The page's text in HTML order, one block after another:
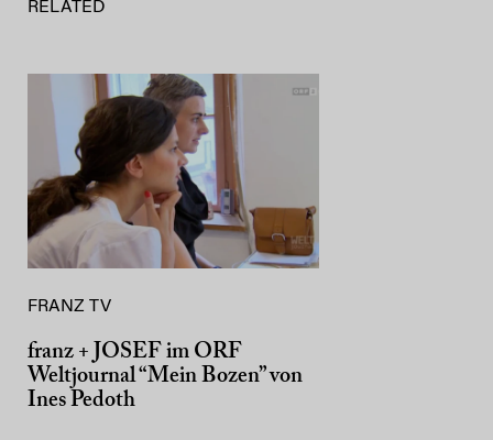
RELATED
FRANZ TV
franz + JOSEF im ORF
Weltjournal “Mein Bozen” von
Ines Pedoth